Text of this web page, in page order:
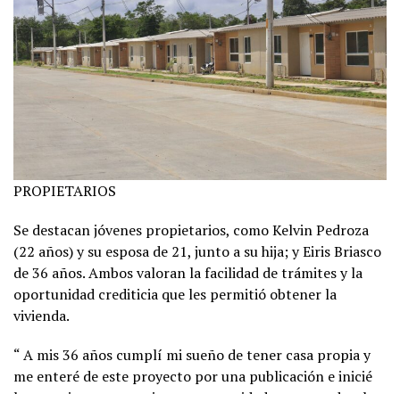
PROPIETARIOS
Se destacan jóvenes propietarios, como Kelvin Pedroza
(22 años) y su esposa de 21, junto a su hija; y Eiris Briasco
de 36 años. Ambos valoran la facilidad de trámites y la
oportunidad crediticia que les permitió obtener la
vivienda.
“ A mis 36 años cumplí mi sueño de tener casa propia y
me enteré de este proyecto por una publicación e inicié